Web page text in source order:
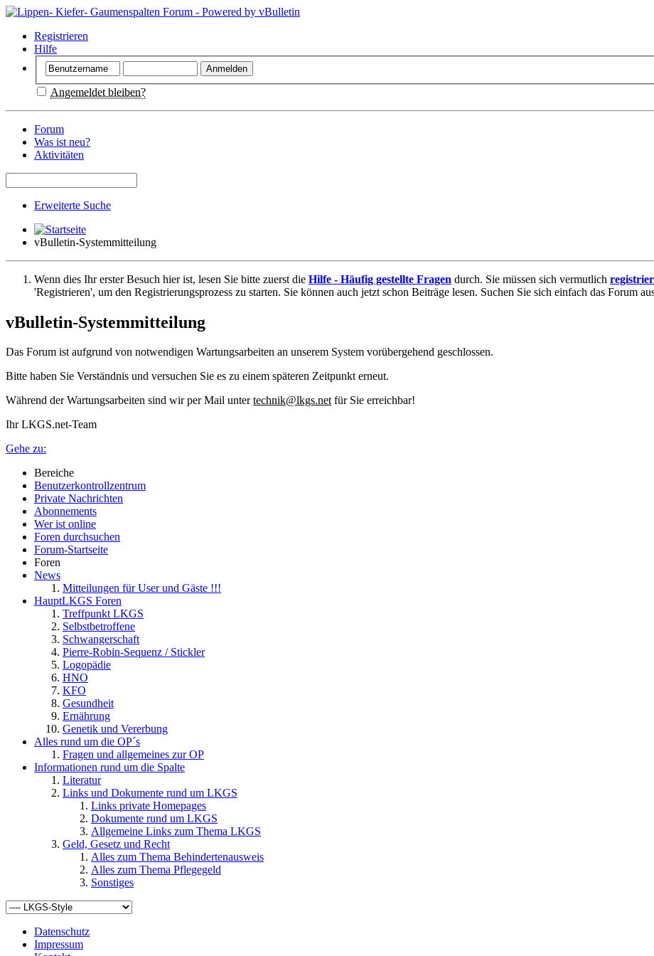
Registrieren
Hilfe
Angemeldet bleiben?
Forum
Was ist neu?
Aktivitäten
Erweiterte Suche
vBulletin-Systemmitteilung
Wenn dies Ihr erster Besuch hier ist, lesen Sie bitte zuerst die Hilfe - Häufig gestellte Fragen durch. Sie müssen sich vermutlich
'Registrieren', um den Registrierungsprozess zu starten. Sie können auch jetzt schon Beiträge lesen. Suchen Sie sich einfach das Forum
vBulletin-Systemmitteilung
Das Forum ist aufgrund von notwendigen Wartungsarbeiten an unserem System vorübergehend geschlossen.
Bitte haben Sie Verständnis und versuchen Sie es zu einem späteren Zeitpunkt erneut.
Während der Wartungsarbeiten sind wir per Mail untertechnik@lkgs.netfür Sie erreichbar!
Ihr LKGS.net-Team
Gehe zu:
Bereiche
Benutzerkontrollzentrum
Private Nachrichten
Abonnements
Wer ist online
Foren durchsuchen
Forum-Startseite
Foren
News
Mitteilungen für User und Gäste !!!
HauptLKGS Foren
Treffpunkt LKGS
Selbstbetroffene
Schwangerschaft
Pierre-Robin-Sequenz / Stickler
Logopädie
HNO
KFO
Gesundheit
Ernährung
Genetik und Vererbung
Alles rund um die OP´s
Fragen und allgemeines zur OP
Informationen rund um die Spalte
Literatur
Links und Dokumente rund um LKGS
Links private Homepages
Dokumente rund um LKGS
Allgemeine Links zum Thema LKGS
Geld, Gesetz und Recht
Alles zum Thema Behindertenausweis
Alles zum Thema Pflegegeld
Sonstiges
Datenschutz
Impressum